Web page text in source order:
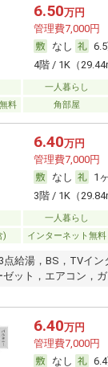
6.50万円
管理費7,000円
なし
4階 / 1K（
一人暮らし
料
角部屋
6.40万円
管理費7,000円
なし
1
3階 / 1K（
一人暮らし
)
インターネット無料
点給湯，BS，TVイン
ゼット，エアコン，
6.40万円
管理費7,000円
なし